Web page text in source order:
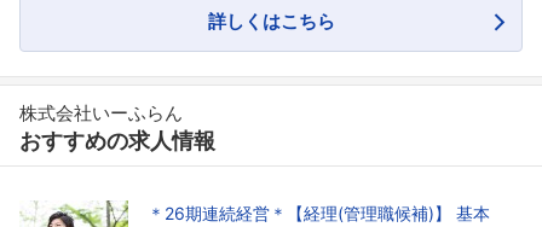
詳しくはこちら
株式会社いーふらん
おすすめの求人情報
＊26期連続経営＊【経理(管理職候補)】 基本